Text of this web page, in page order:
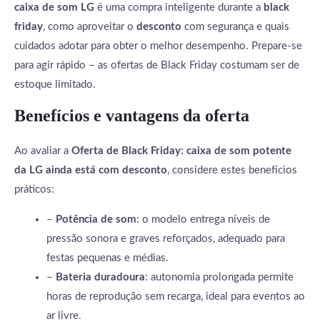
caixa de som LG é uma compra inteligente durante a black
friday, como aproveitar o desconto com segurança e quais
cuidados adotar para obter o melhor desempenho. Prepare-se
para agir rápido – as ofertas de Black Friday costumam ser de
estoque limitado.
Benefícios e vantagens da oferta
Ao avaliar a Oferta de Black Friday: caixa de som potente
da LG ainda está com desconto, considere estes benefícios
práticos:
– Potência de som: o modelo entrega níveis de
pressão sonora e graves reforçados, adequado para
festas pequenas e médias.
– Bateria duradoura: autonomia prolongada permite
horas de reprodução sem recarga, ideal para eventos ao
ar livre.